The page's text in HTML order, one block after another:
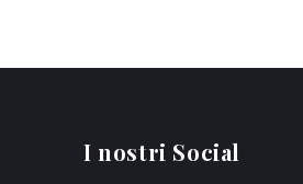
I nostri Social